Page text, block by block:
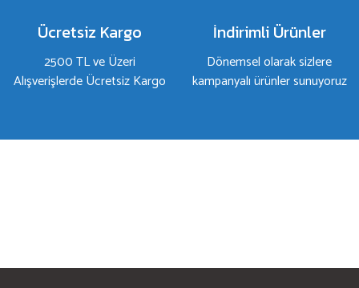
Bu ürüne benzer farklı alternatifler olmalı.
Ücretsiz Kargo
2500 TL ve Üzeri
Alışverişlerde Ücretsiz Kargo
İndirimli Ürünler
Dönemsel olarak sizlere
kampanyalı ürünler sunuyoruz